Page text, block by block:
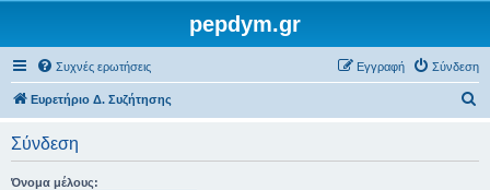
pepdym.gr
Συχνές ερωτήσεις Σύνδεση
Εγγραφή
Ευρετήριο Δ. Συζήτησης
Σύνδεση
Όνομα μέλους: